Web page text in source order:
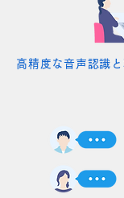
高精度な音声認識